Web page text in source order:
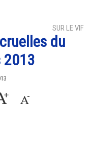
SUR LE VIF
du
2013